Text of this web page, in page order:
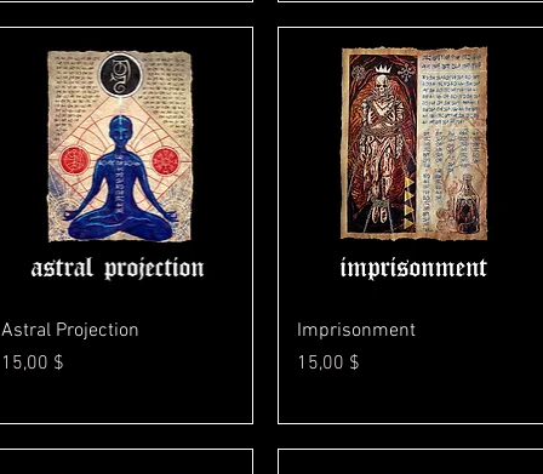
Γρήγορη προβολή
Astral Projection
Τιμή
15,00 $
Γρήγορη προβολή
Imprisonment
Τιμή
15,00 $